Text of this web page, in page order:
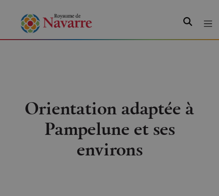
Orientation adaptée à
Pampelune et ses
environs